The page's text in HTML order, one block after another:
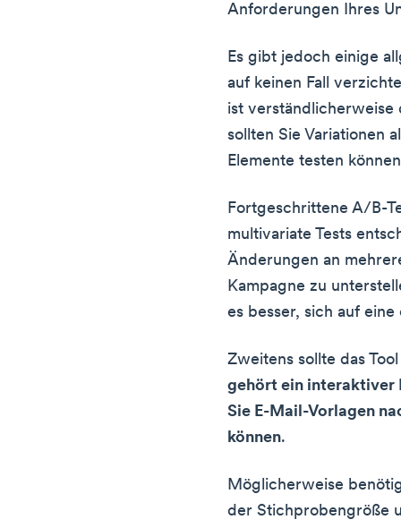
Anforderungen Ihres
Es gibt jedoch einige
auf keinen Fall
ist verständlicherweise
sollten Sie Variationen
Elemente testen
Fortgeschrittene A/B-
multivariate Tests
Änderungen an
Kampagne zu
es besser, sich auf
Zweitens sollte das
gehört ein interaktiver
Sie E-Mail-Vorlagen
können.
Möglicherweise
der Stichprobengröße